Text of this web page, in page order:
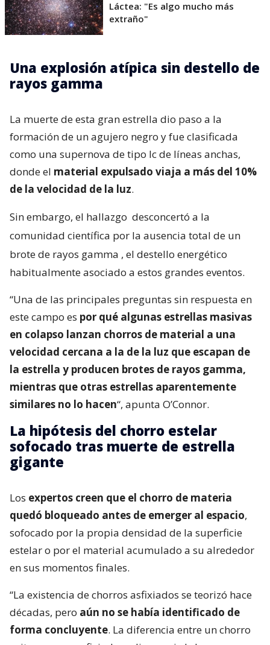
Láctea: "Es algo mucho más
extraño"
Una explosión atípica sin destello de
rayos gamma
La muerte de esta gran estrella dio paso a la
formación de un agujero negro y fue clasificada
como una supernova de tipo Ic de líneas anchas,
donde el material expulsado viaja a más del 10%
de la velocidad de la luz.
Sin embargo, el hallazgo desconcertó a la
comunidad científica por la ausencia total de un
brote de rayos gamma , el destello energético
habitualmente asociado a estos grandes eventos.
“Una de las principales preguntas sin respuesta en
este campo es por qué algunas estrellas masivas
en colapso lanzan chorros de material a una
velocidad cercana a la de la luz que escapan de
la estrella y producen brotes de rayos gamma,
mientras que otras estrellas aparentemente
similares no lo hacen“, apunta O’Connor.
La hipótesis del chorro estelar
sofocado tras muerte de estrella
gigante
Los expertos creen que el chorro de materia
quedó bloqueado antes de emerger al espacio,
sofocado por la propia densidad de la superficie
estelar o por el material acumulado a su alrededor
en sus momentos finales.
“La existencia de chorros asfixiados se teorizó hace
décadas, pero aún no se había identificado de
forma concluyente. La diferencia entre un chorro